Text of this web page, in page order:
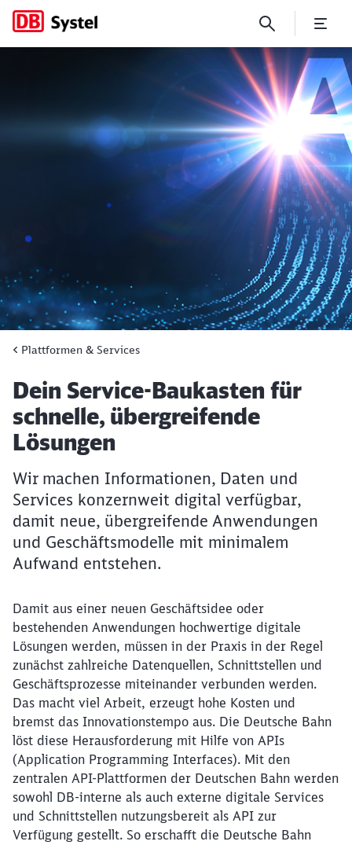
Dein Service-Baukasten für
Plattformen & Services
Artikel:
Dein Service-Baukasten für
schnelle, übergreifende
Lösungen
Wir machen Informationen, Daten und
Services konzernweit digital verfügbar,
damit neue, übergreifende Anwendungen
und Geschäftsmodelle mit minimalem
Aufwand entstehen.
Damit aus einer neuen Geschäftsidee oder
bestehenden Anwendungen hochwertige digitale
Lösungen werden, müssen in der Praxis in der Regel
zunächst zahlreiche Datenquellen, Schnittstellen und
Geschäftsprozesse miteinander verbunden werden.
Das macht viel Arbeit, erzeugt hohe Kosten und
bremst das Innovationstempo aus. Die Deutsche Bahn
löst diese Herausforderung mit Hilfe von APIs
(Application Programming Interfaces). Mit den
zentralen API-Plattformen der Deutschen Bahn werden
sowohl DB-interne als auch externe digitale Services
und Schnittstellen nutzungsbereit als API zur
Verfügung gestellt. So erschafft die Deutsche Bahn